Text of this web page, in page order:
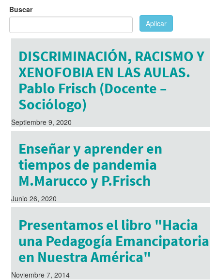
Buscar
Aplicar
DISCRIMINACIÓN, RACISMO Y
XENOFOBIA EN LAS AULAS.
Pablo Frisch (Docente –
Sociólogo)
Septiembre 9, 2020
Enseñar y aprender en
tiempos de pandemia
M.Marucco y P.Frisch
Junio 26, 2020
Presentamos el libro "Hacia
una Pedagogía Emancipatoria
en Nuestra América"
Noviembre 7, 2014